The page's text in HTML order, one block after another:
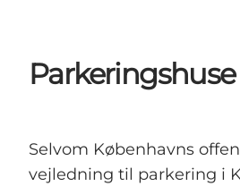
Spis & drik
Områder
CopenPay
Copenhagen Card
Selvom Københavns
vejledning til parkering i